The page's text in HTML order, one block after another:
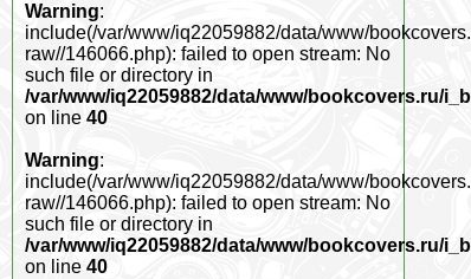
Warning:
include(/var/www/iq22059882/data/www/
raw//146066.php): failed to open stream: No
such file or directory in
/var/www/iq22059882/data/www/bookcovers.ru/
on line 40
Warning:
include(/var/www/iq22059882/data/www/
raw//146066.php): failed to open stream: No
such file or directory in
/var/www/iq22059882/data/www/bookcovers.ru/
on line 40